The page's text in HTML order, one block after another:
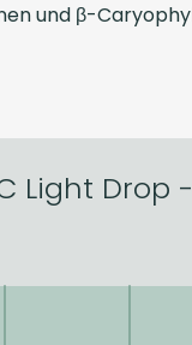
und β-
Light Drop